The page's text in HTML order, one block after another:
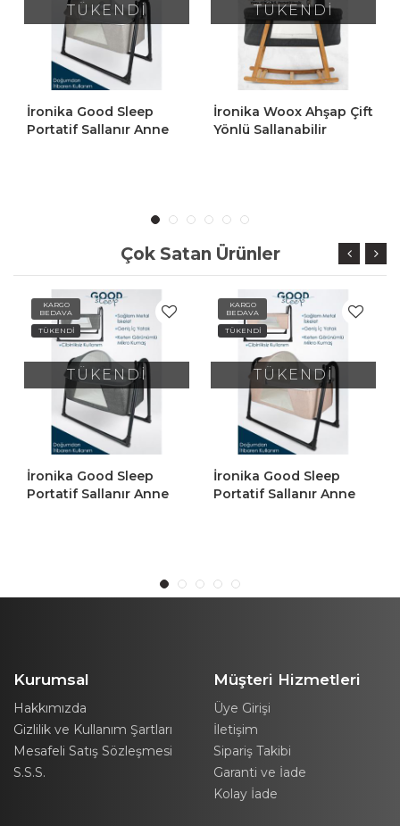
TÜKENDİ
İronika Woox Ahşap Çift
Yönlü Sallanabilir
TÜKENDİ
İronika Woox Ahşap Çift
Yönlü Sallanabilir
Çok Satan Ürünler
KARGO
BEDAVA
TÜKENDİ
TÜKENDİ
İronika Good Sleep
Portatif Sallanır Anne
KARGO
BEDAVA
TÜKENDİ
TÜKENDİ
Sallanır Portatif
Cibinlikli Anne Yanı
Kurumsal
Hakkımızda
Gizlilik ve Kullanım Şartları
Mesafeli Satış Sözleşmesi
S.S.S.
Müşteri Hizmetleri
Üye Girişi
İletişim
Sipariş Takibi
Garanti ve İade
Kolay İade